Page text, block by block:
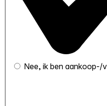
Nee, ik ben aankoop-/